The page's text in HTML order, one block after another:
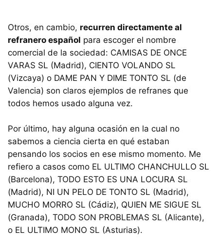
Otros, en cambio, recurren directamente al
refranero español para escoger el nombre
comercial de la sociedad: CAMISAS DE ONCE
VARAS SL (Madrid), CIENTO VOLANDO SL
(Vizcaya) o DAME PAN Y DIME TONTO SL (de
Valencia) son claros ejemplos de refranes que
todos hemos usado alguna vez.
Por último, hay alguna ocasión en la cual no
sabemos a ciencia cierta en qué estaban
pensando los socios en ese mismo momento. Me
refiero a casos como EL ULTIMO CHANCHULLO SL
(Barcelona), TODO ESTO ES UNA LOCURA SL
(Madrid), NI UN PELO DE TONTO SL (Madrid),
MUCHO MORRO SL (Cádiz), QUIEN ME SIGUE SL
(Granada), TODO SON PROBLEMAS SL (Alicante),
o EL ULTIMO MONO SL (Asturias).